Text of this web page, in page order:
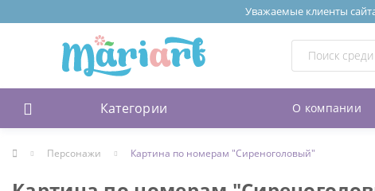
Уважаемые клиенты
Категории О компании
Персонажи Картина по номерам "Сиреноголовый"